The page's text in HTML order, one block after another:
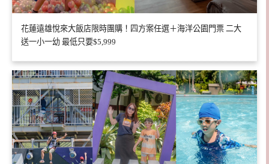
花蓮遠雄悅來大飯店限時團購！四方案任選＋海洋公園門票 二大
送一小一幼 最低只要$5,999